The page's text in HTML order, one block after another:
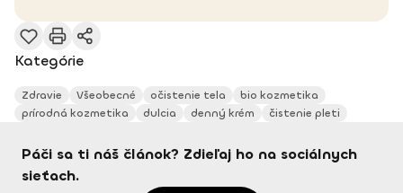
Kategórie
Zdravie Všeobecné očistenie tela
bio kozmetika
prírodná kozmetika
dulcia denný krém čistenie pleti
Páči sa ti náš článok? Zdieľaj ho na sociálnych
sieťach.